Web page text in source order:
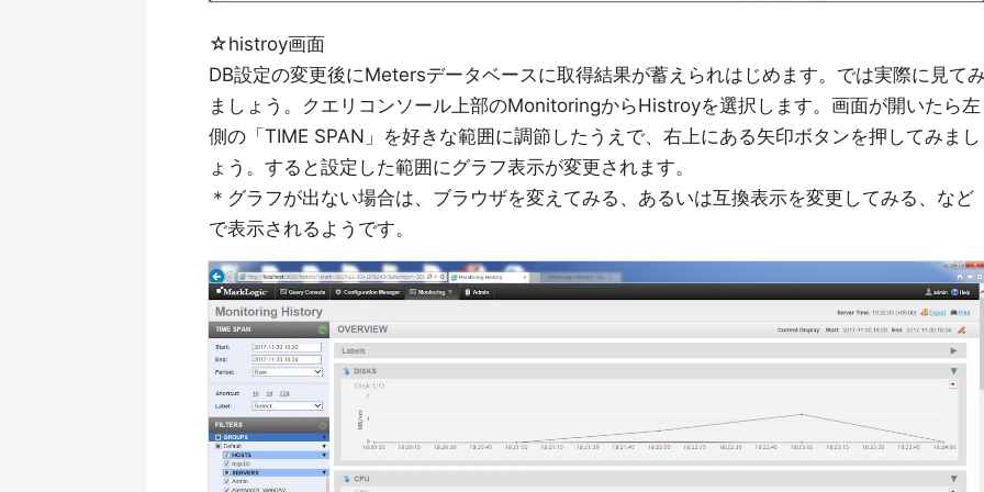
☆histroy画面
DB設定の変更後にMetersデータベースに取得結果が蓄えられはじめます。では実際に見て
ましょう。クエリコンソール上部のMonitoringからHistroyを選択します。画面が開いたら左
側の「TIME SPAN」を好きな範囲に調節したうえで、右上にある矢印ボタンを押してみまし
ょう。すると設定した範囲にグラフ表示が変更されます。
＊グラフが出ない場合は、ブラウザを変えてみる、あるいは互換表示を変更してみる、など
で表示されるようです。